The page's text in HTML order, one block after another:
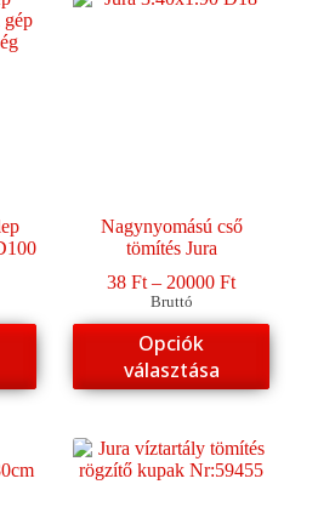
Nagynyomású cső
tömítés Jura
38Ft – 20000Ft
-
Bruttó
Opciók
választása
Ennek
a
terméknek
több
van.
A